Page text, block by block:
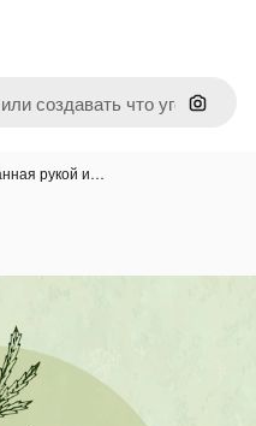
Поиск
рукой и…